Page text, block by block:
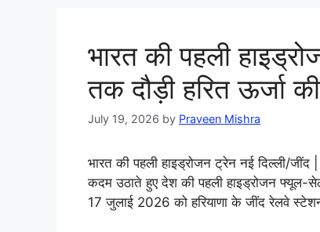
भारत की पहली
तक दौड़ी हरित ऊर्जा
July 19, 2026 by Praveen Mishra
भारत की पहली हाइड्रोजन ट्रेन नई दिल्ली/
कदम उठाते हुए देश की पहली हाइड्रोजन फ्यूल-
17 जुलाई 2026 को हरियाणा के जींद रेलवे